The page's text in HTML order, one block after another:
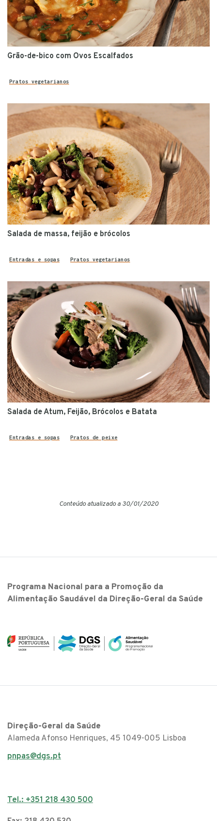
Grão-de-bico com Ovos Escalfados
Pratos vegetarianos
Salada de massa, feijão e brócolos
Entradas e sopas Pratos vegetarianos
Salada de Atum, Feijão, Brócolos e Batata
Entradas e sopas Pratos de peixe
Conteúdo atualizado a 30/01/2020
Programa Nacional para a Promoção da
Alimentação Saudável da Direção-Geral da Saúde
Direção-Geral da Saúde
Alameda Afonso Henriques, 45 1049-005 Lisboa
pnpas@dgs.pt
Tel.: +351 218 430 500